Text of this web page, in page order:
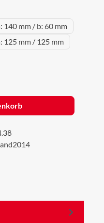
140 mm / b: 60 mm
125 mm / 125 mm
den gewünschten